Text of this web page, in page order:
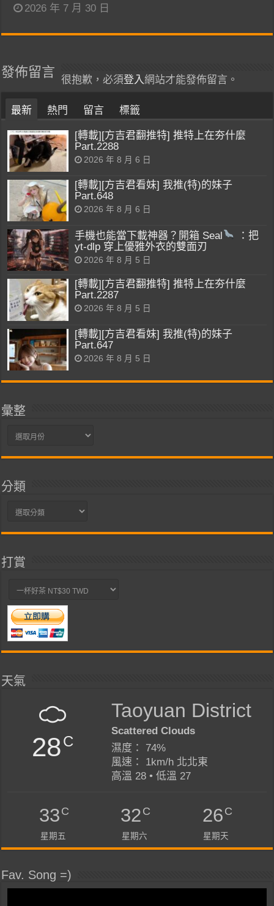
2026 年 7 月 30 日
發佈留言
很抱歉，必須登入網站才能發佈留言。
最新 熱門 留言 標籤
[轉載][方吉君翻推特] 推特上在夯什麼
Part.2288
2026 年 8 月 6 日
[轉載][方吉君看妹] 我推(特)的妹子
Part.648
2026 年 8 月 6 日
手機也能當下載神器？開箱 Seal
：把
yt-dlp 穿上優雅外衣的雙面刃
2026 年 8 月 5 日
[轉載][方吉君翻推特] 推特上在夯什麼
Part.2287
2026 年 8 月 5 日
[轉載][方吉君看妹] 我推(特)的妹子
Part.647
2026 年 8 月 5 日
彙整
彙
分類
分
打賞
天氣
28C
Taoyuan District
Scattered Clouds
濕度： 74%
風速： 1km/h 北北東
高溫 28 • 低溫 27
33C
星期五
32C
星期六
26C
星期天
Fav. Song =)